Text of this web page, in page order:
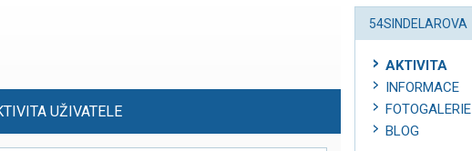
UŽIVATELE
54SINDELAROVA
AKTIVITA
INFORMACE
FOTOGALERIE
BLOG